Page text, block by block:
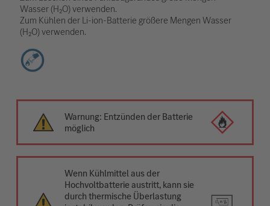
Wasser (H₂O) verwenden.
Zum Kühlen der Li-ion-Batterie größere Mengen Wasser
(H₂O) verwenden.
Warnung: Entzünden der Batterie
möglich
Wenn Kühlmittel aus der
Hochvoltbatterie austritt, kann sie
durch thermische Überlastung